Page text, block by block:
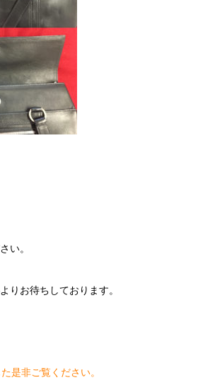
い。
りお待ちしております。
是非ご覧ください。